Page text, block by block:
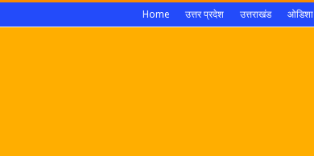
Home उत्तर प्रदेश उत्तराखंड ओडिशा